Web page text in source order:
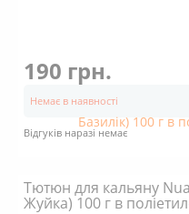
190 грн.
Немає в наявності
Відгуків наразі немає
Тютюн для кальяну
Жуйка) 100 г в